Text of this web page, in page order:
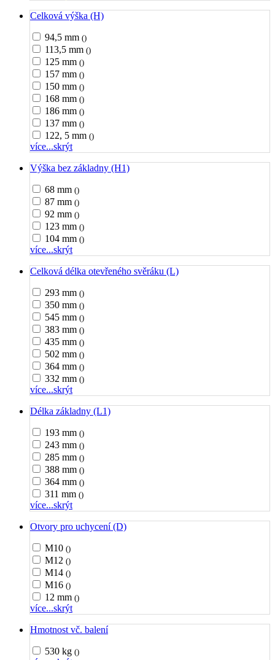
Celková výška (H)
94,5 mm ()
113,5 mm ()
125 mm ()
157 mm ()
150 mm ()
168 mm ()
186 mm ()
137 mm ()
122, 5 mm ()
více...skrýt
Výška bez základny (H1)
68 mm ()
87 mm ()
92 mm ()
123 mm ()
104 mm ()
více...skrýt
Celková délka otevřeného svěráku (L)
293 mm ()
350 mm ()
545 mm ()
383 mm ()
435 mm ()
502 mm ()
364 mm ()
332 mm ()
více...skrýt
Délka základny (L1)
193 mm ()
243 mm ()
285 mm ()
388 mm ()
364 mm ()
311 mm ()
více...skrýt
Otvory pro uchycení (D)
M10 ()
M12 ()
M14 ()
M16 ()
12 mm ()
více...skrýt
Hmotnost vč. balení
530 kg ()